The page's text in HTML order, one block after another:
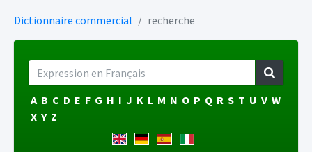
Dictionnaire commercial recherche
A B C D E F G H I J K L M N O P Q R S T U V W
X Y Z